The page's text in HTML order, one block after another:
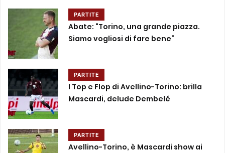
PARTITE
Abate: “Torino, una grande piazza.
Siamo vogliosi di fare bene”
PARTITE
I Top e Flop di Avellino-Torino: brilla
Mascardi, delude Dembelé
PARTITE
Avellino-Torino, è Mascardi show ai